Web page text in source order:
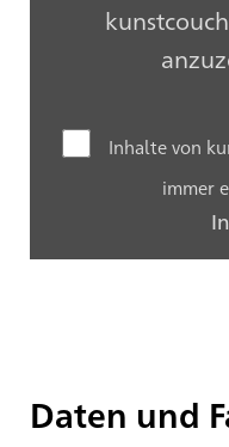
Inhalte von
immer
Daten und